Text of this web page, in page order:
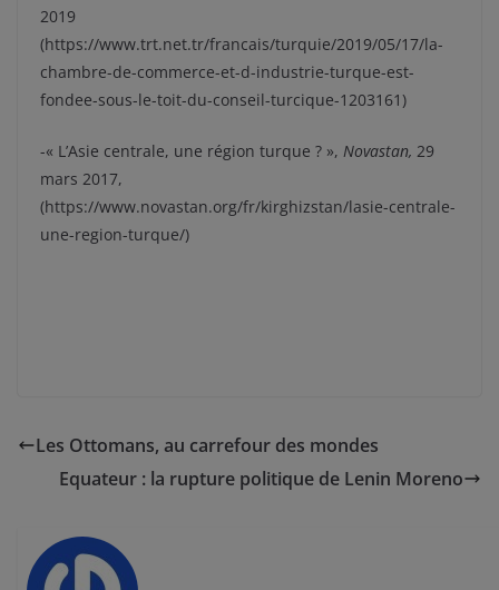
2019
(https://www.trt.net.tr/francais/turquie/2019/05/17/la-
chambre-de-commerce-et-d-industrie-turque-est-
fondee-sous-le-toit-du-conseil-turcique-1203161)
-« L’Asie centrale, une région turque ? », Novastan, 29
mars 2017,
(https://www.novastan.org/fr/kirghizstan/lasie-centrale-
une-region-turque/)
Les Ottomans, au carrefour des mondes
Equateur : la rupture politique de Lenin Moreno